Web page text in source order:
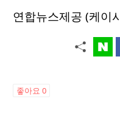
연합뉴스제공 (케이
좋아요 0